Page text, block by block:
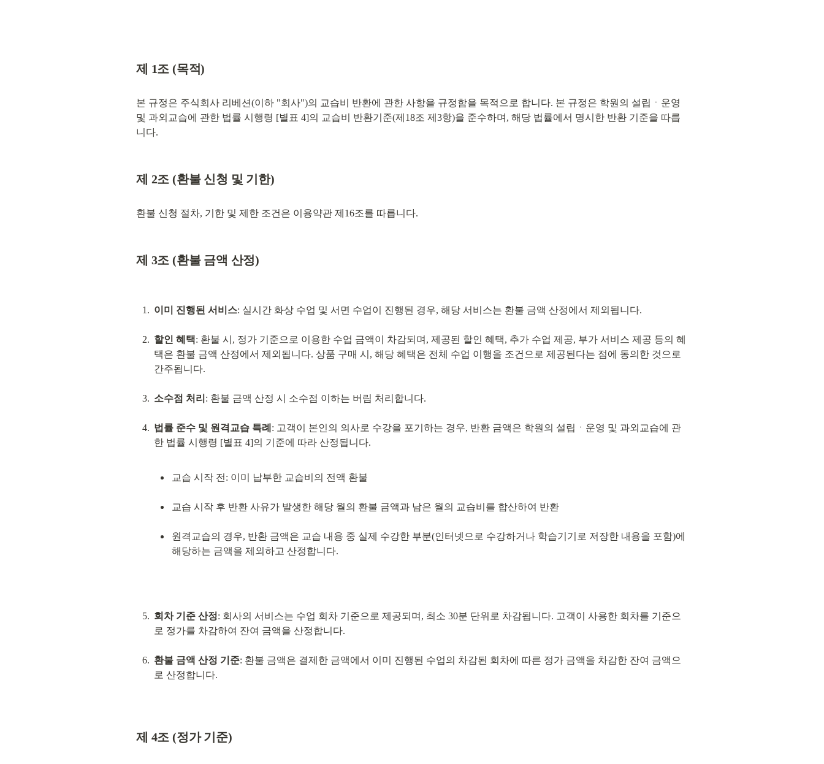
제 1조 (목적)
본 규정은 주식회사 리베션(이하 "회사")의 교습비 반환에 관한 사항을 규정함을 목적으로 합니다. 본 규정은 학원의 설립ㆍ운영
및 과외교습에 관한 법률 시행령 [별표 4]의 교습비 반환기준(제18조 제3항)을 준수하며, 해당 법률에서 명시한 반환 기준을 따릅
니다.
제 2조 (환불 신청 및 기한)
환불 신청 절차, 기한 및 제한 조건은 이용약관 제16조를 따릅니다.
제 3조 (환불 금액 산정)
이미 진행된 서비스: 실시간 화상 수업 및 서면 수업이 진행된 경우, 해당 서비스는 환불 금액 산정에서 제외됩니다.
할인 혜택: 환불 시, 정가 기준으로 이용한 수업 금액이 차감되며, 제공된 할인 혜택, 추가 수업 제공, 부가 서비스 제공 등의 혜
택은 환불 금액 산정에서 제외됩니다. 상품 구매 시, 해당 혜택은 전체 수업 이행을 조건으로 제공된다는 점에 동의한 것으로
간주됩니다.
소수점 처리 : 환불 금액 산정 시 소수점 이하는 버림 처리합니다.
법률 준수 및 원격교습 특례 : 고객이 본인의 의사로 수강을 포기하는 경우, 반환 금액은 학원의 설립ㆍ운영 및 과외교습에 관
교습 시작 전: 이미 납부한 교습비의 전액 환불
교습 시작 후 반환 사유가 발생한 해당 월의 환불 금액과 남은 월의 교습비를 합산하여 반환
원격교습의 경우, 반환 금액은 교습 내용 중 실제 수강한 부분(인터넷으로 수강하거나 학습기기로 저장한 내용을 포함)에
해당하는 금액을 제외하고 산정합니다.
회차 기준 산정: 회사의 서비스는 수업 회차 기준으로 제공되며, 최소 30분 단위로 차감됩니다. 고객이 사용한 회차를 기준으
로 정가를 차감하여 잔여 금액을 산정합니다.
환불 금액 산정 기준: 환불 금액은 결제한 금액에서 이미 진행된 수업의 차감된 회차에 따른 정가 금액을 차감한 잔여 금액으
로 산정합니다.
제 4조 (정가 기준)